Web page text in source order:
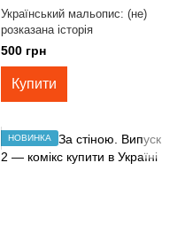
Український мальопис: (не)
розказана історія
500 грн
Купити
НОВИНКА